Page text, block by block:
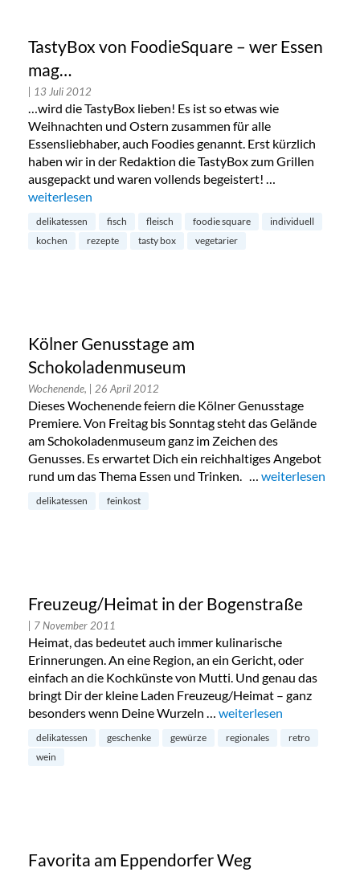
TastyBox von FoodieSquare – wer Essen
mag…
| 13 Juli 2012
…wird die TastyBox lieben! Es ist so etwas wie
Weihnachten und Ostern zusammen für alle
Essensliebhaber, auch Foodies genannt. Erst kürzlich
haben wir in der Redaktion die TastyBox zum Grillen
ausgepackt und waren vollends begeistert! …
„TastyBox von FoodieSquare – wer Essen mag…“
weiterlesen
delikatessen fisch fleisch foodie square
individuell
kochen
rezepte tasty box vegetarier
Kölner Genusstage am
Schokoladenmuseum
Wochenende, | 26 April 2012
Dieses Wochenende feiern die Kölner Genusstage
Premiere. Von Freitag bis Sonntag steht das Gelände
am Schokoladenmuseum ganz im Zeichen des
Genusses. Es erwartet Dich ein reichhaltiges Angebot
rund um das Thema Essen und Trinken. … „Kölner
weiterlesen
delikatessen feinkost
Freuzeug/Heimat in der Bogenstraße
| 7 November 2011
Heimat, das bedeutet auch immer kulinarische
Erinnerungen. An eine Region, an ein Gericht, oder
einfach an die Kochkünste von Mutti. Und genau das
bringt Dir der kleine Laden Freuzeug/Heimat – ganz
besonders wenn Deine Wurzeln … „Freuzeug/Heimat in der
weiterlesen
delikatessen geschenke gewürze regionales
retro
wein
Favorita am Eppendorfer Weg